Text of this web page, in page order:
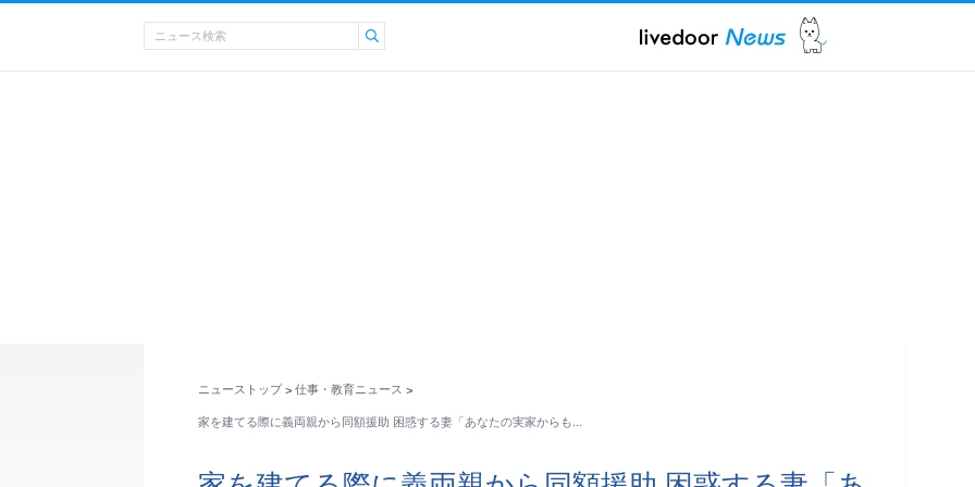
ニューストップ > 仕事・教育ニュース >
家を建てる際に義両親から同額援助 困惑する妻「あなたの実家からも…